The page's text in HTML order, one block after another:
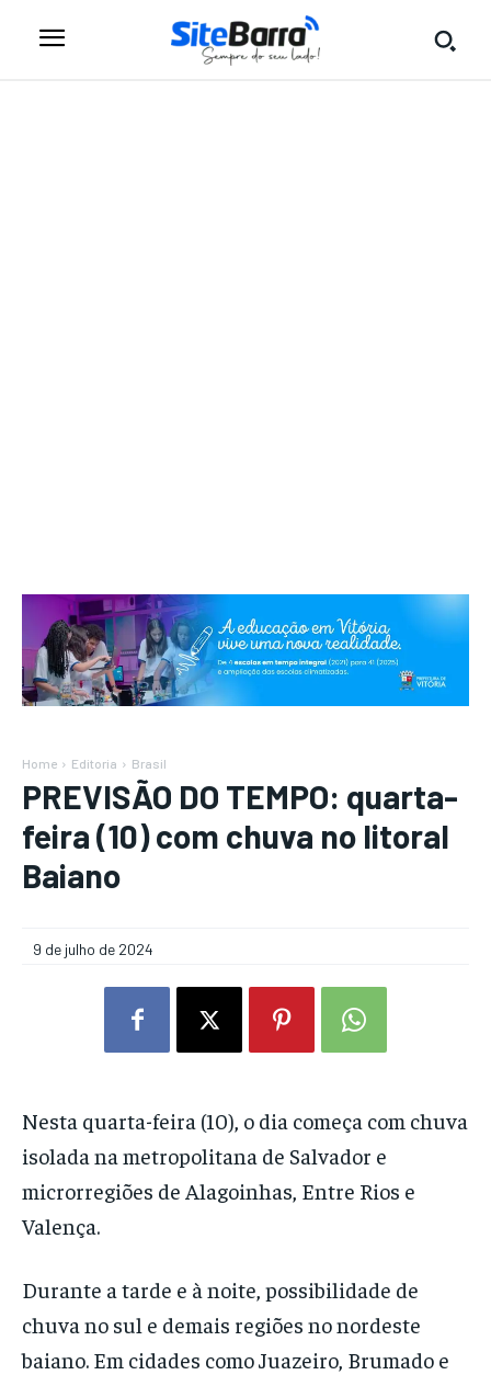
Home Editoria Brasil
PREVISÃO DO TEMPO: quarta-
feira (10) com chuva no litoral
Baiano
9 de julho de 2024
Nesta quarta-feira (10), o dia começa com chuva
isolada na metropolitana de Salvador e
microrregiões de Alagoinhas, Entre Rios e
Valença.
Durante a tarde e à noite, possibilidade de
chuva no sul e demais regiões no nordeste
baiano. Em cidades como Juazeiro, Brumado e